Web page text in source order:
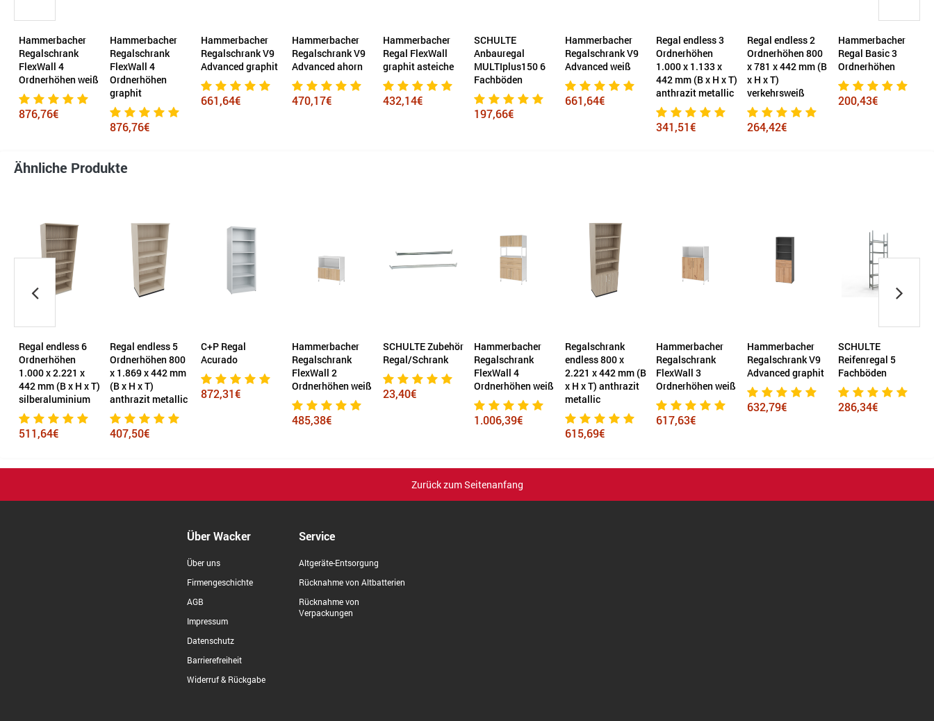
Hammerbacher
Regalschrank
FlexWall 4
Ordnerhöhen weiß
876,76€
Hammerbacher
Regalschrank
FlexWall 4
Ordnerhöhen
graphit
876,76€
Hammerbacher
Regalschrank V9
Advanced graphit
661,64€
Hammerbacher
Regalschrank V9
Advanced ahorn
470,17€
Hammerbacher
Regal FlexWall
graphit asteiche
432,14€
SCHULTE
Anbauregal
MULTIplus150 6
Fachböden
197,66€
Hammerbacher
Regalschrank V9
Advanced weiß
661,64€
Regal endless 3
Ordnerhöhen
1.000 x 1.133 x
442 mm (B x H x T)
anthrazit metallic
341,51€
Regal endless 2
Ordnerhöhen 800
x 781 x 442 mm (B
x H x T)
verkehrsweiß
264,42€
Hammerbacher
Regal Basic 3
Ordnerhöhen
200,43€
Ähnliche Produkte
Regal endless 6
Ordnerhöhen
1.000 x 2.221 x
442 mm (B x H x T)
silberaluminium
511,64€
Regal endless 5
Ordnerhöhen 800
x 1.869 x 442 mm
(B x H x T)
anthrazit metallic
407,50€
C+P Regal
Acurado
872,31€
Hammerbacher
Regalschrank
FlexWall 2
Ordnerhöhen weiß
485,38€
SCHULTE Zubehör
Regal/Schrank
23,40€
Hammerbacher
Regalschrank
FlexWall 4
Ordnerhöhen weiß
1.006,39€
Regalschrank
endless 800 x
2.221 x 442 mm (B
x H x T) anthrazit
metallic
615,69€
Hammerbacher
Regalschrank
FlexWall 3
Ordnerhöhen weiß
617,63€
Hammerbacher
Regalschrank V9
Advanced graphit
632,79€
SCHULTE
Reifenregal 5
Fachböden
286,34€
Zurück zum Seitenanfang
Über Wacker
Über uns
Firmengeschichte
AGB
Impressum
Datenschutz
Barrierefreiheit
Widerruf & Rückgabe
Service
Altgeräte-Entsorgung
Rücknahme von Altbatterien
Rücknahme von
Verpackungen